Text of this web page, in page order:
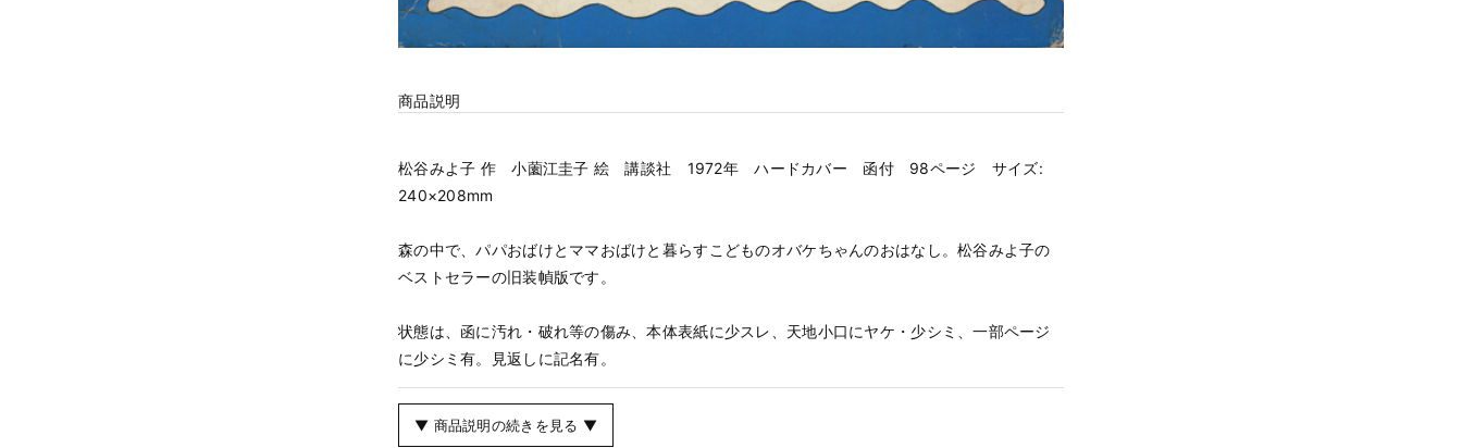
商品説明
松谷みよ子 作 小薗江圭子 絵 講談社 1972年 ハードカバー 函付 98ページ サイズ:
240×208mm
森の中で、パパおばけとママおばけと暮らすこどものオバケちゃんのおはなし。松谷みよ子の
ベストセラーの旧装幀版です。
状態は、函に汚れ・破れ等の傷み、本体表紙に少スレ、天地小口にヤケ・少シミ、一部ページ
に少シミ有。見返しに記名有。
▼ 商品説明の続きを見る ▼